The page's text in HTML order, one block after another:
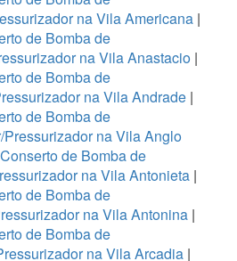
na Vila Americana |
de Bomba de
na Vila Anastacio |
de Bomba de
na Vila Andrade |
de Bomba de
na Vila Anglo
Conserto de Bomba de
na Vila Antonieta|
de Bomba de
na Vila Antonina|
de Bomba de
na Vila Arcadia |